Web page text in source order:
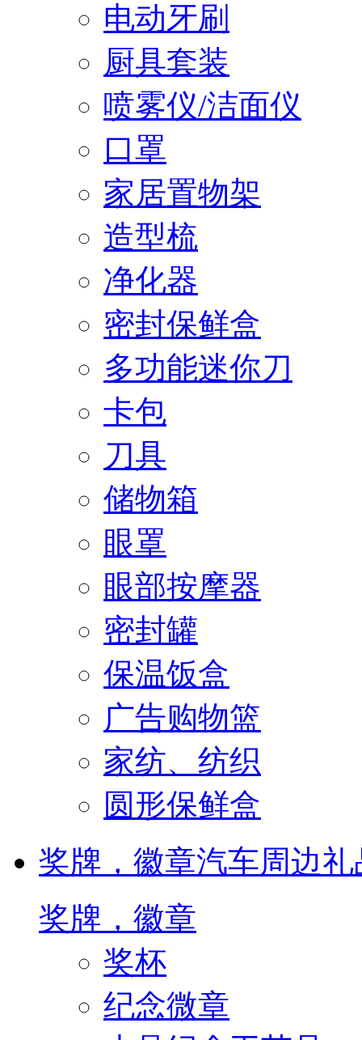
电动牙刷
厨具套装
喷雾仪/洁面仪
口罩
家居置物架
造型梳
净化器
密封保鲜盒
多功能迷你刀
卡包
刀具
储物箱
眼罩
眼部按摩器
密封罐
保温饭盒
广告购物篮
家纺、纺织
圆形保鲜盒
奖牌，徽章汽车周边礼
奖牌，徽章
奖杯
纪念微章